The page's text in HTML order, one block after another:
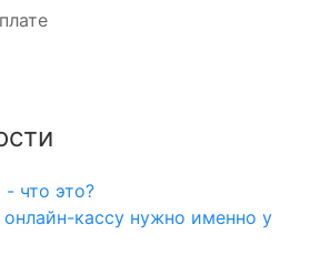
что это?
кассу нужно именно у